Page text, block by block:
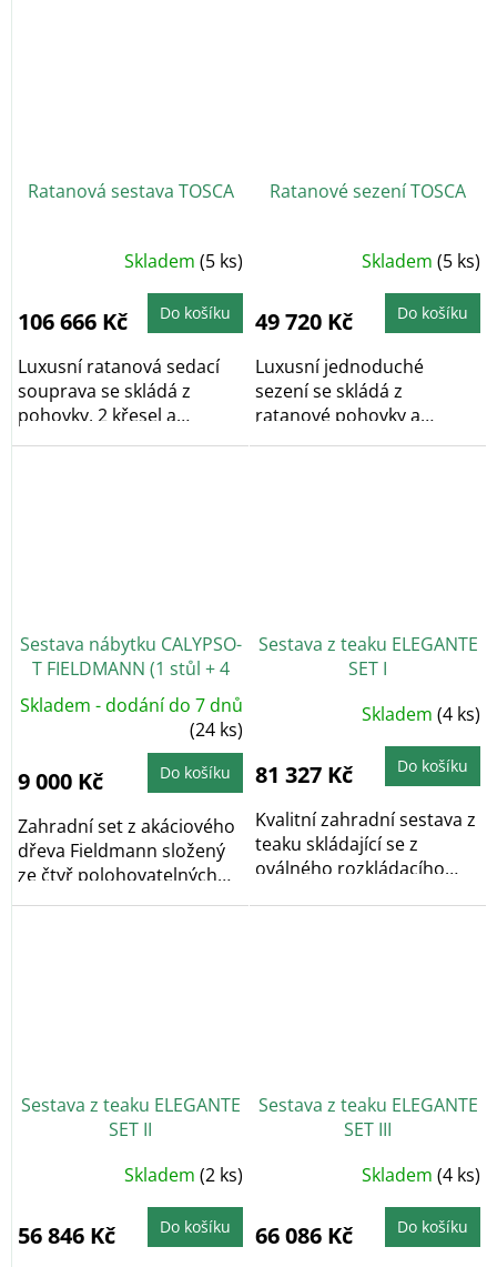
Ratanová sestava TOSCA
Skladem (5 ks)
106 666 Kč Do košíku
Luxusní ratanová sedací
souprava se skládá z
pohovky, 2 křesel a
masivního...
Ratanové sezení TOSCA
Skladem (5 ks)
49 720 Kč Do košíku
Luxusní jednoduché
sezení se skládá z
ratanové pohovky a
masivního
Sestava nábytku CALYPSO-
T FIELDMANN (1 stůl + 4
křesla)
Skladem - dodání do 7 dnů
(24 ks)
9 000 Kč Do košíku
Zahradní set z akáciového
dřeva Fieldmann složený
ze čtyř polohovatelných
křesel a...
Sestava z teaku ELEGANTE
SET I
Skladem (4 ks)
81 327 Kč Do košíku
Kvalitní zahradní sestava z
teaku skládající se z
oválného rozkládacího
Sestava z teaku ELEGANTE
SET II
Skladem (2 ks)
56 846 Kč Do košíku
Sestava z teaku ELEGANTE
SET III
Skladem (4 ks)
66 086 Kč Do košíku